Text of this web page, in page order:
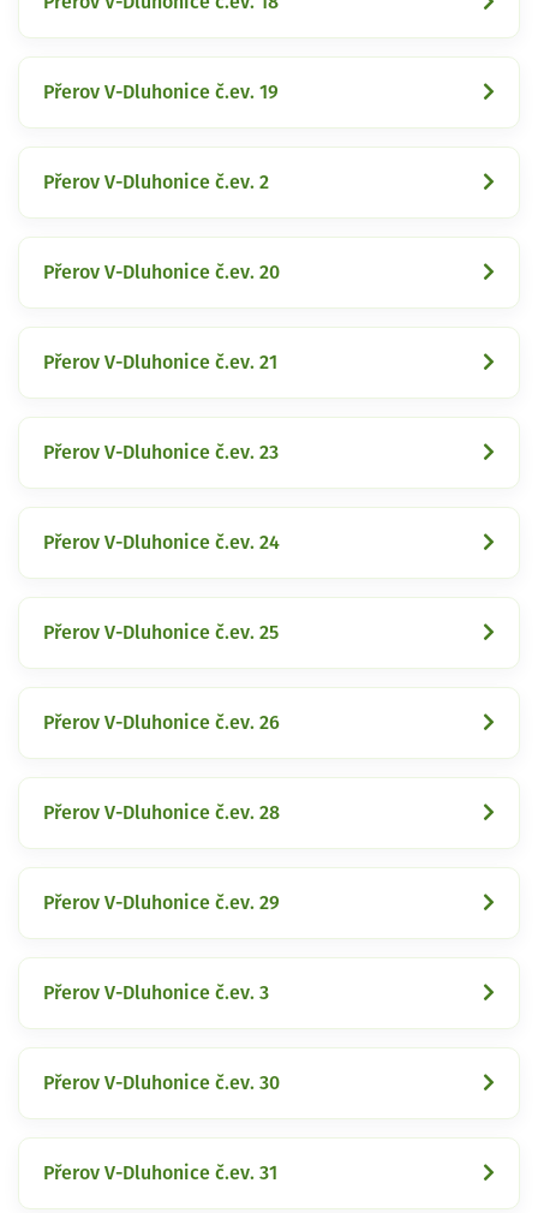
Přerov V-Dluhonice č.ev. 19
Přerov V-Dluhonice č.ev. 2
Přerov V-Dluhonice č.ev. 20
Přerov V-Dluhonice č.ev. 21
Přerov V-Dluhonice č.ev. 23
Přerov V-Dluhonice č.ev. 24
Přerov V-Dluhonice č.ev. 25
Přerov V-Dluhonice č.ev. 26
Přerov V-Dluhonice č.ev. 28
Přerov V-Dluhonice č.ev. 29
Přerov V-Dluhonice č.ev. 3
Přerov V-Dluhonice č.ev. 30
Přerov V-Dluhonice č.ev. 31